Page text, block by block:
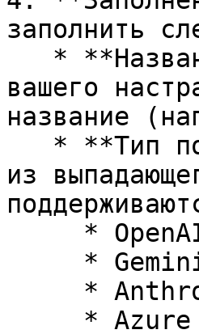
заполнить
вашего
название
из